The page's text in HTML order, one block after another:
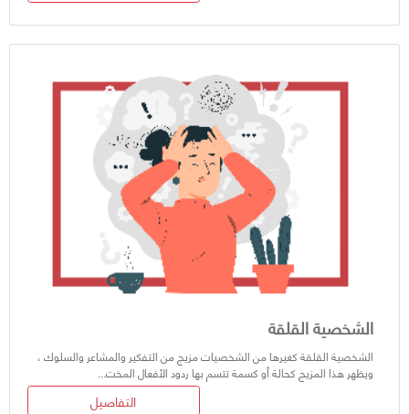
الشخصية القلقة
الشخصية القلقة كغيرها من الشخصيات مزيج من التفكير والمشاعر والسلوك ،
ويظهر هذا المزيج كحالة أو كسمة تتسم بها ردود الأفعال المخت...
التفاصيل